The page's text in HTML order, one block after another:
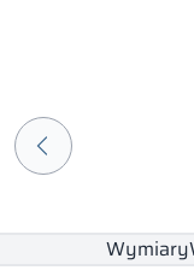
Wymiary